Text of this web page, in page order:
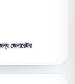
জেনারেটর